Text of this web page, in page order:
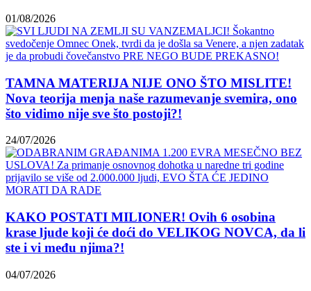
01/08/2026
TAMNA MATERIJA NIJE ONO ŠTO MISLITE!
Nova teorija menja naše razumevanje svemira, ono
što vidimo nije sve što postoji?!
24/07/2026
KAKO POSTATI MILIONER! Ovih 6 osobina
krase ljude koji će doći do VELIKOG NOVCA, da li
ste i vi među njima?!
04/07/2026